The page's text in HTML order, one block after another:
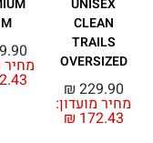
UNISEX
CLEAN
TRAILS
OVERSIZED
מחיר מועדון:
₪ 172.43
₪ 229.90
מחיר